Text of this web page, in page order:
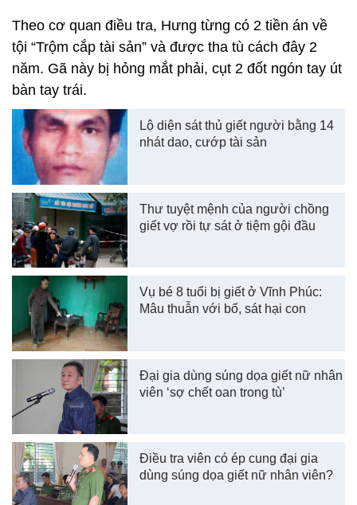
Theo cơ quan điều tra, Hưng từng có 2 tiền án về
tội “Trộm cắp tài sản” và được tha tù cách đây 2
năm. Gã này bị hỏng mắt phải, cụt 2 đốt ngón tay út
bàn tay trái.
Lộ diện sát thủ giết người bằng 14
nhát dao, cướp tài sản
Thư tuyệt mệnh của người chồng
giết vợ rồi tự sát ở tiệm gội đầu
Vụ bé 8 tuổi bị giết ở Vĩnh Phúc:
Mâu thuẫn với bố, sát hại con
Đại gia dùng súng dọa giết nữ nhân
viên ‘sợ chết oan trong tù’
Điều tra viên có ép cung đại gia
dùng súng dọa giết nữ nhân viên?